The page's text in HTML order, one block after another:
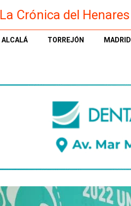
La Crónica del Henares
ALCALÁ TORREJÓN MADRID